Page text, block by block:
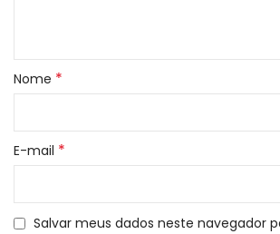
Nome *
E-mail *
Salvar meus dados neste navegador